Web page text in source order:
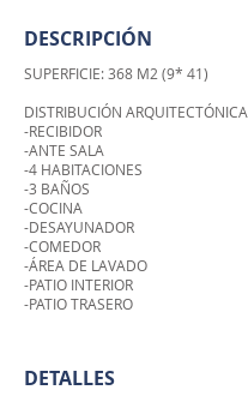
DESCRIPCIÓN
SUPERFICIE: 368 M2 (9* 41)
DISTRIBUCIÓN ARQUITECTÓNICA
-RECIBIDOR
-ANTE SALA
-4 HABITACIONES
-3 BAÑOS
-COCINA
-DESAYUNADOR
-COMEDOR
-ÁREA DE LAVADO
-PATIO INTERIOR
-PATIO TRASERO
DETALLES